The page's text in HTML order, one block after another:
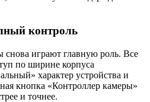
контроль
снова играют главную роль. Все
по ширине корпуса
характер устройства и
кнопка «Контроллер камеры»
и точнее.